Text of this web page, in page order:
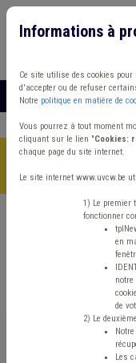
Accueil >Police locale>
surveillance
Police locale
Mis en ligne le 1er
Informations à
Ce site utilise des cookies
d'accepter ou de refuser
Notre politique en matière de
Vous pourrez à tout moment
cliquant sur le lien "Cookies:
chaque page du site internet.
Le site internet www.uvcw.be
1) Le premier
fonctionner
en
de
2) Le
Les